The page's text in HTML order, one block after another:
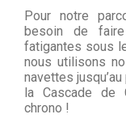
Pour notre
besoin de faire
fatigantes sous
nous utilisons
navettes
la Cascade de
chrono !